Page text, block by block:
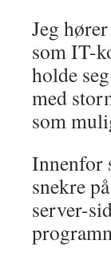
Jeg
som IT-
holde
med
som
Innenfor
snekre
server-